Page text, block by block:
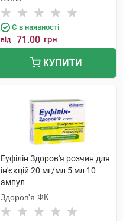
Є в наявності
від 71.00 грн
КУПИТИ
Еуфілін Здоров'я розчин для
ін'єкцій 20 мг/мл 5 мл 10
ампул
Здоров'я ФК